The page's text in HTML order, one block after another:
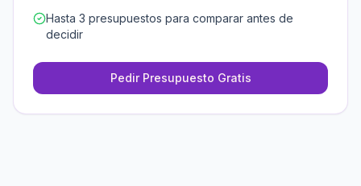
Hasta 3 presupuestos para comparar antes de
decidir
Pedir Presupuesto Gratis